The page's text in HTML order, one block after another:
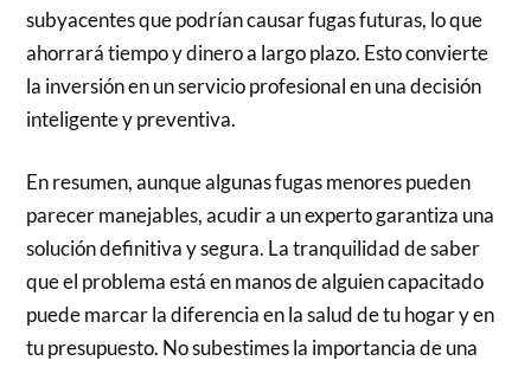
subyacentes que podrían causar fugas futuras, lo que
ahorrará tiempo y dinero a largo plazo. Esto convierte
la inversión en un servicio profesional en una decisión
inteligente y preventiva.
En resumen, aunque algunas fugas menores pueden
parecer manejables, acudir a un experto garantiza una
solución definitiva y segura. La tranquilidad de saber
que el problema está en manos de alguien capacitado
puede marcar la diferencia en la salud de tu hogar y en
tu presupuesto. No subestimes la importancia de una